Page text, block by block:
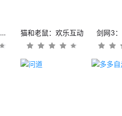
妖精的尾巴:魔导少年 猫和老鼠：欢乐互动 剑网3